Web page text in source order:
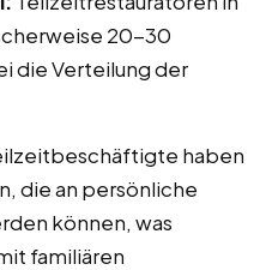
20-30
die Verteilung der
haben
die an persönliche
können, was
familiären